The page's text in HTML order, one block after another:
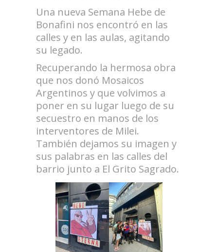
Una nueva Semana Hebe de
Bonafini nos encontró en las
calles y en las aulas, agitando
su legado.
Recuperando la hermosa obra
que nos donó Mosaicos
Argentinos y que volvimos a
poner en su lugar luego de su
secuestro en manos de los
interventores de Milei.
También dejamos su imagen y
sus palabras en las calles del
barrio junto a El Grito Sagrado.